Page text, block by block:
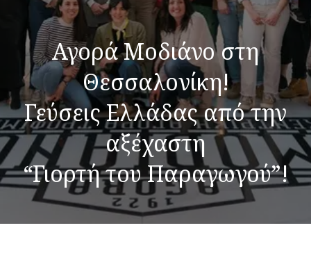
Αγορά Μοδιάνο στη
Θεσσαλονίκη!
Γεύσεις Ελλάδας από την
αξέχαστη
“Γιορτή του Παραγωγού”!